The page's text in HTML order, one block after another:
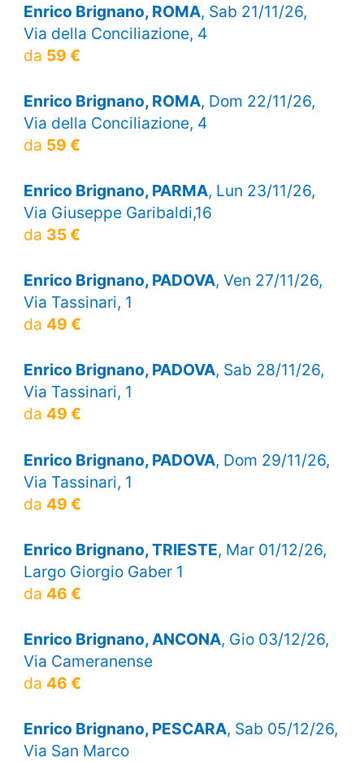
Enrico Brignano, ROMA, Sab 21/11/26,
Via della Conciliazione, 4
da 59 €
Enrico Brignano, ROMA, Dom 22/11/26,
Via della Conciliazione, 4
da 59 €
Enrico Brignano, PARMA, Lun 23/11/26,
Via Giuseppe Garibaldi,16
da 35 €
Enrico Brignano, PADOVA, Ven 27/11/26,
Via Tassinari, 1
da 49 €
Enrico Brignano, PADOVA, Sab 28/11/26,
Via Tassinari, 1
da 49 €
Enrico Brignano, PADOVA, Dom 29/11/26,
Via Tassinari, 1
da 49 €
Enrico Brignano, TRIESTE, Mar 01/12/26,
Largo Giorgio Gaber 1
da 46 €
Enrico Brignano, ANCONA, Gio 03/12/26,
Via Cameranense
da 46 €
Enrico Brignano, PESCARA, Sab 05/12/26,
Via San Marco